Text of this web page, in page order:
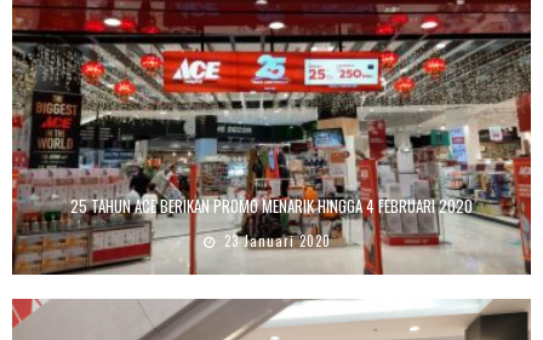
25 TAHUN ACE BERIKAN PROMO MENARIK HINGGA 4 FEBRUARI 2020
23 Januari 2020